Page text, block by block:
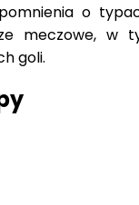
o
meczowe, w
goli.